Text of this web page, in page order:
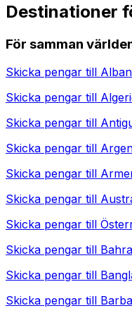
Destinationer
För samman
Skicka pengar till
Skicka pengar till
Skicka pengar till
Skicka pengar till
Skicka pengar till
Skicka pengar till
Skicka pengar till
Skicka pengar till
Skicka pengar till
Skicka pengar till